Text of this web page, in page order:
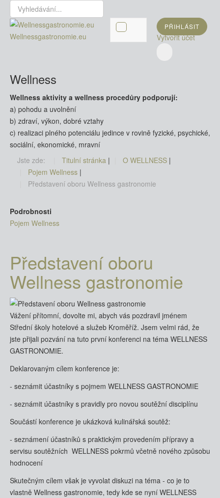
Vyhledávání...
Wellnessgastronomie.eu
PŘIHLÁSIT
Vytvořit účet
Wellness
Wellness aktivity a wellness procedůry podporují:
a) pohodu a uvolnění
b) zdraví, výkon, dobré vztahy
c) realizaci plného potenciálu jedince v rovině fyzické, psychické,
sociální, ekonomické, mravní
Jste zde:
Titulní stránka | O WELLNESS |
Pojem Wellness |
Představení oboru Wellness gastronomie
Podrobnosti
Pojem Wellness
Představení oboru
Wellness gastronomie
Vážení přítomní, dovolte mi, abych vás pozdravil jménem
Střední školy hotelové a služeb Kroměříž. Jsem velmi rád, že
jste přijali pozvání na tuto první konferenci na téma WELLNESS
GASTRONOMIE.
Deklarovaným cílem konference je:
- seznámit účastníky s pojmem WELLNESS GASTRONOMIE
- seznámit účastníky s pravidly pro novou soutěžní disciplínu
Součástí konference je ukázková kulinářská soutěž:
- seznámení účastníků s praktickým provedením přípravy a
servisu soutěžních WELLNESS pokrmů včetně nového způsobu
hodnocení
Skutečným cílem však je vyvolat diskuzi na téma - co je to
vlastně Wellness gastronomie, tedy kde se nyní WELLNESS